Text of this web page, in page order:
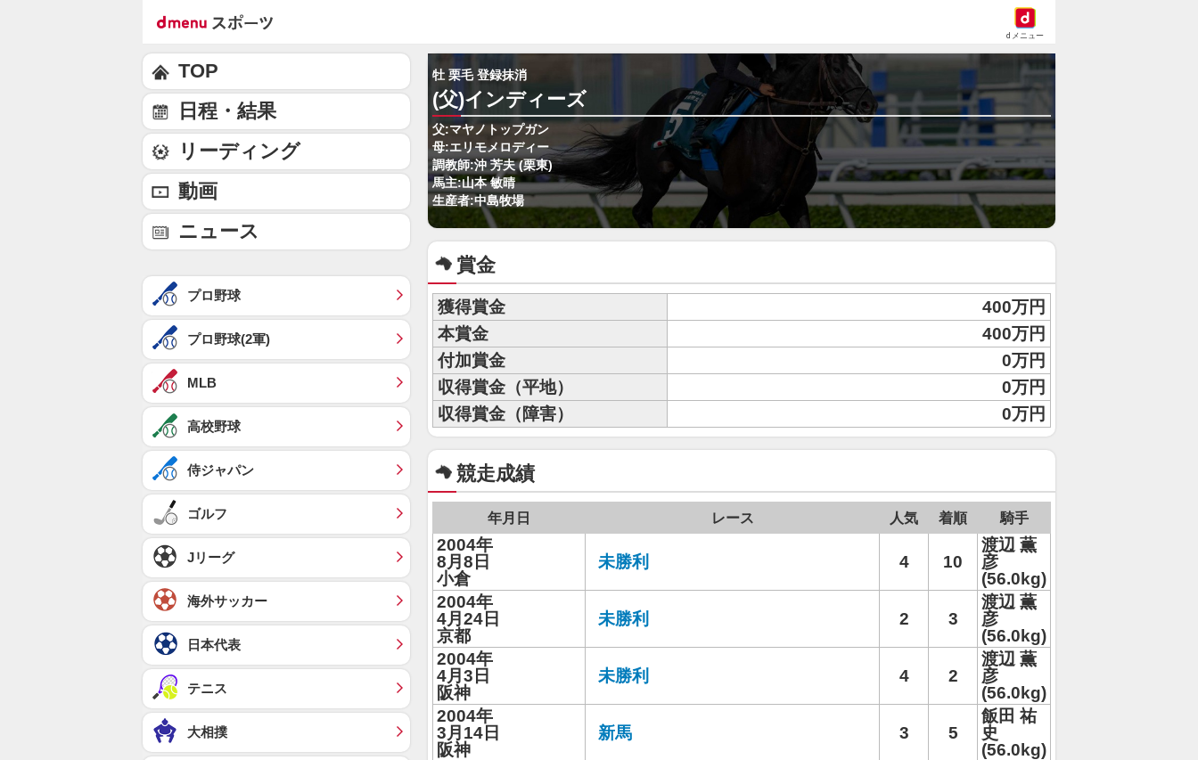
dメニュー
牡 栗毛 登録抹消
(父)インディーズ
父:マヤノトップガン
母:エリモメロディー
調教師:沖 芳夫 (栗東)
馬主:山本 敏晴
生産者:中島牧場
賞金
獲得賞金
400万円
本賞金
400万円
付加賞金
0万円
収得賞金（平地）
0万円
収得賞金（障害）
0万円
競走成績
年月日 レース 人気 着順 騎手
2004年
8月8日
小倉
未勝利 4 10
渡辺 薫
彦
(56.0kg)
2004年
4月24日
京都
未勝利 2 3
渡辺 薫
彦
(56.0kg)
2004年
4月3日
阪神
未勝利 4 2
渡辺 薫
彦
(56.0kg)
2004年
3月14日
阪神
新馬 3 5
飯田 祐
史
(56.0kg)
TOP
日程・結果
リーディング
動画
ニュース
プロ野球
プロ野球(2軍)
MLB
高校野球
侍ジャパン
ゴルフ
Jリーグ
海外サッカー
日本代表
テニス
大相撲